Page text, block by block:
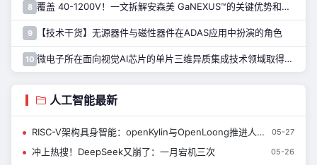
8 覆盖 40-1200V！一文拆解安森美 GaNEXUS™的关键优势和应用
9 【技术干货】无源器件与磁性器件在ADAS应用中扮演的角色
10 微电子所在面向视觉AI芯片的单片三维异质集成技术领域取得进展
人工智能最新
RISC-V架构具身智能：openKylin与OpenLoong推进人形机器人适配 05-27
冲上热搜！DeepSeek又崩了：一月宕机三次 05-26